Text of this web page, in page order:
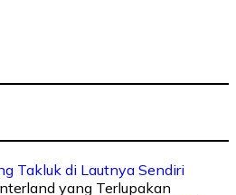
Takluk di Lautnya Sendiri